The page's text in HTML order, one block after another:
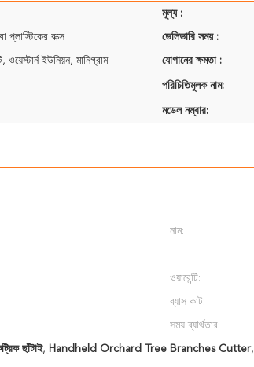
মূল্য :
বাক্স ডেলিভারি সময় :
ওয়েস্টার্ন ইউনিয়ন, মানিগ্রাম যোগানের ক্ষমতা :
পরিচিতিমুলক নাম:
মডেল নম্বার:
নাম:
ওয়ারেন্টি:
ব্যাস কাট:
সময় ব্যার্থতার:
ছাঁটাই, Handheld Orchard Tree Branches Cutter,